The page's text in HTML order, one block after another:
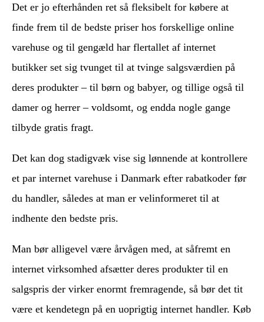
Det er jo efterhånden ret så fleksibelt for købere at
finde frem til de bedste priser hos forskellige online
varehuse og til gengæld har flertallet af internet
butikker set sig tvunget til at tvinge salgsværdien på
deres produkter – til børn og babyer, og tillige også til
damer og herrer – voldsomt, og endda nogle gange
tilbyde gratis fragt.
Det kan dog stadigvæk vise sig lønnende at kontrollere
et par internet varehuse i Danmark efter rabatkoder før
du handler, således at man er velinformeret til at
indhente den bedste pris.
Man bør alligevel være årvågen med, at såfremt en
internet virksomhed afsætter deres produkter til en
salgspris der virker enormt fremragende, så bør det tit
være et kendetegn på en uoprigtig internet handler. Køb